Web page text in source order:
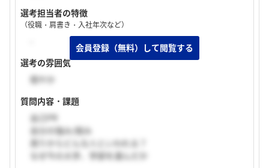
選考担当者の特徴
（役職・肩書き・入社年次など）
選考の雰囲気
穏やか
質問内容・課題
自己PR
自分の強み/弱み
周りからどんな人といわれる？
なぜ今の大学、学部を選んだか